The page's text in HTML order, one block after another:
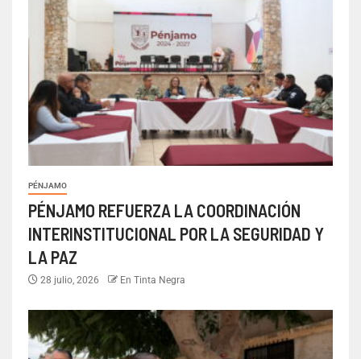
PÉNJAMO
PÉNJAMO REFUERZA LA COORDINACIÓN
INTERINSTITUCIONAL POR LA SEGURIDAD Y
LA PAZ
28 julio, 2026 En Tinta Negra